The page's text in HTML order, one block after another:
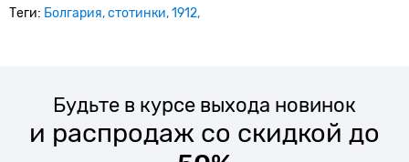
Теги: Болгария стотинки 1912
Будьте в курсе выхода новинок
и распродаж со скидкой до